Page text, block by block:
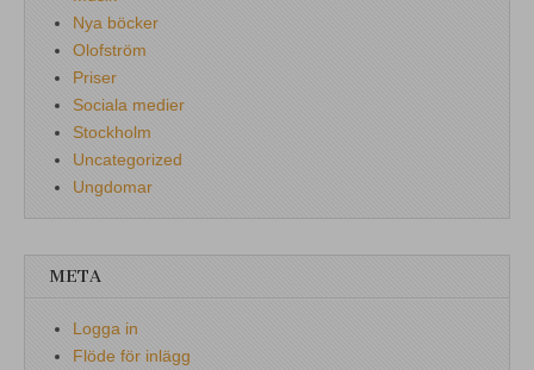
Nya böcker
Olofström
Priser
Sociala medier
Stockholm
Uncategorized
Ungdomar
META
Logga in
Flöde för inlägg